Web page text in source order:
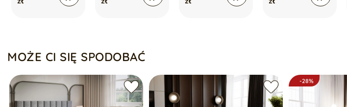
Tesis Beżowe
Tesis
Tesis Beżowe
Tesis Ciemnoszare
MOŻE CI SIĘ SPODOBAĆ
-28%